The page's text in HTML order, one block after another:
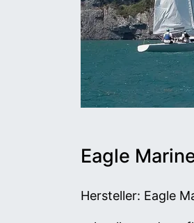
Eagle
Hersteller: Eagle